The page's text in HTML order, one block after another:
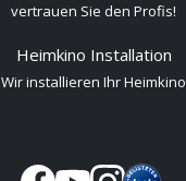
vertrauen Sie den Profis!
Heimkino Installation
Wir installieren Ihr Heimkino